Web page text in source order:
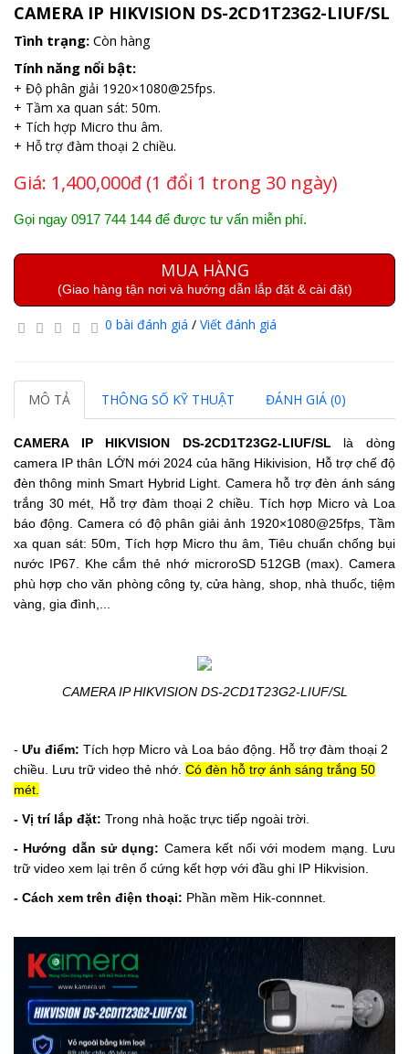
CAMERA IP HIKVISION DS-2CD1T23G2-LIUF/SL
Tình trạng: Còn hàng
Tính năng nổi bật:
+ Độ phân giải 1920×1080@25fps.
+ Tầm xa quan sát: 50m.
+ Tích hợp Micro thu âm.
+ Hỗ trợ đàm thoại 2 chiều.
Giá: 1,400,000đ (1 đổi 1 trong 30 ngày)
Gọi ngay 0917 744 144 để được tư vấn miễn phí.
MUA HÀNG
(Giao hàng tận nơi và hướng dẫn lắp đặt & cài đặt)
0 bài đánh giá / Viết đánh giá
MÔ TẢ THÔNG SỐ KỸ THUẬT ĐÁNH GIÁ (0)
CAMERA IP HIKVISION DS-2CD1T23G2-LIUF/SL là dòng
camera IP thân LỚN mới 2024 của hãng Hikivision, Hỗ trợ chế độ
đèn thông minh Smart Hybrid Light. Camera hỗ trợ đèn ánh sáng
trắng 30 mét, Hỗ trợ đàm thoại 2 chiều. Tích hợp Micro và Loa
báo động. Camera có độ phân giải ảnh 1920×1080@25fps, Tầm
xa quan sát: 50m, Tích hợp Micro thu âm, Tiêu chuẩn chống bụi
nước IP67. Khe cắm thẻ nhớ microroSD 512GB (max). Camera
phù hợp cho văn phòng công ty, cửa hàng, shop, nhà thuốc, tiệm
vàng, gia đình,...
CAMERA IP HIKVISION DS-2CD1T23G2-LIUF/SL
- Ưu điểm: Tích hợp Micro và Loa báo động.
Hỗ trợ đàm thoại 2
chiều. Lưu trữ video thẻ nhớ. Có đèn hỗ trợ ánh sáng trắng 50
mét.
- Vị trí lắp đặt: Trong nhà hoặc trực tiếp ngoài trời.
- Hướng dẫn sử dụng: Camera kết nối với modem mạng. Lưu
trữ video xem lại trên ổ cứng kết hợp với đầu ghi IP Hikvision.
- Cách xem trên điện thoại: Phần mềm Hik-connnet.